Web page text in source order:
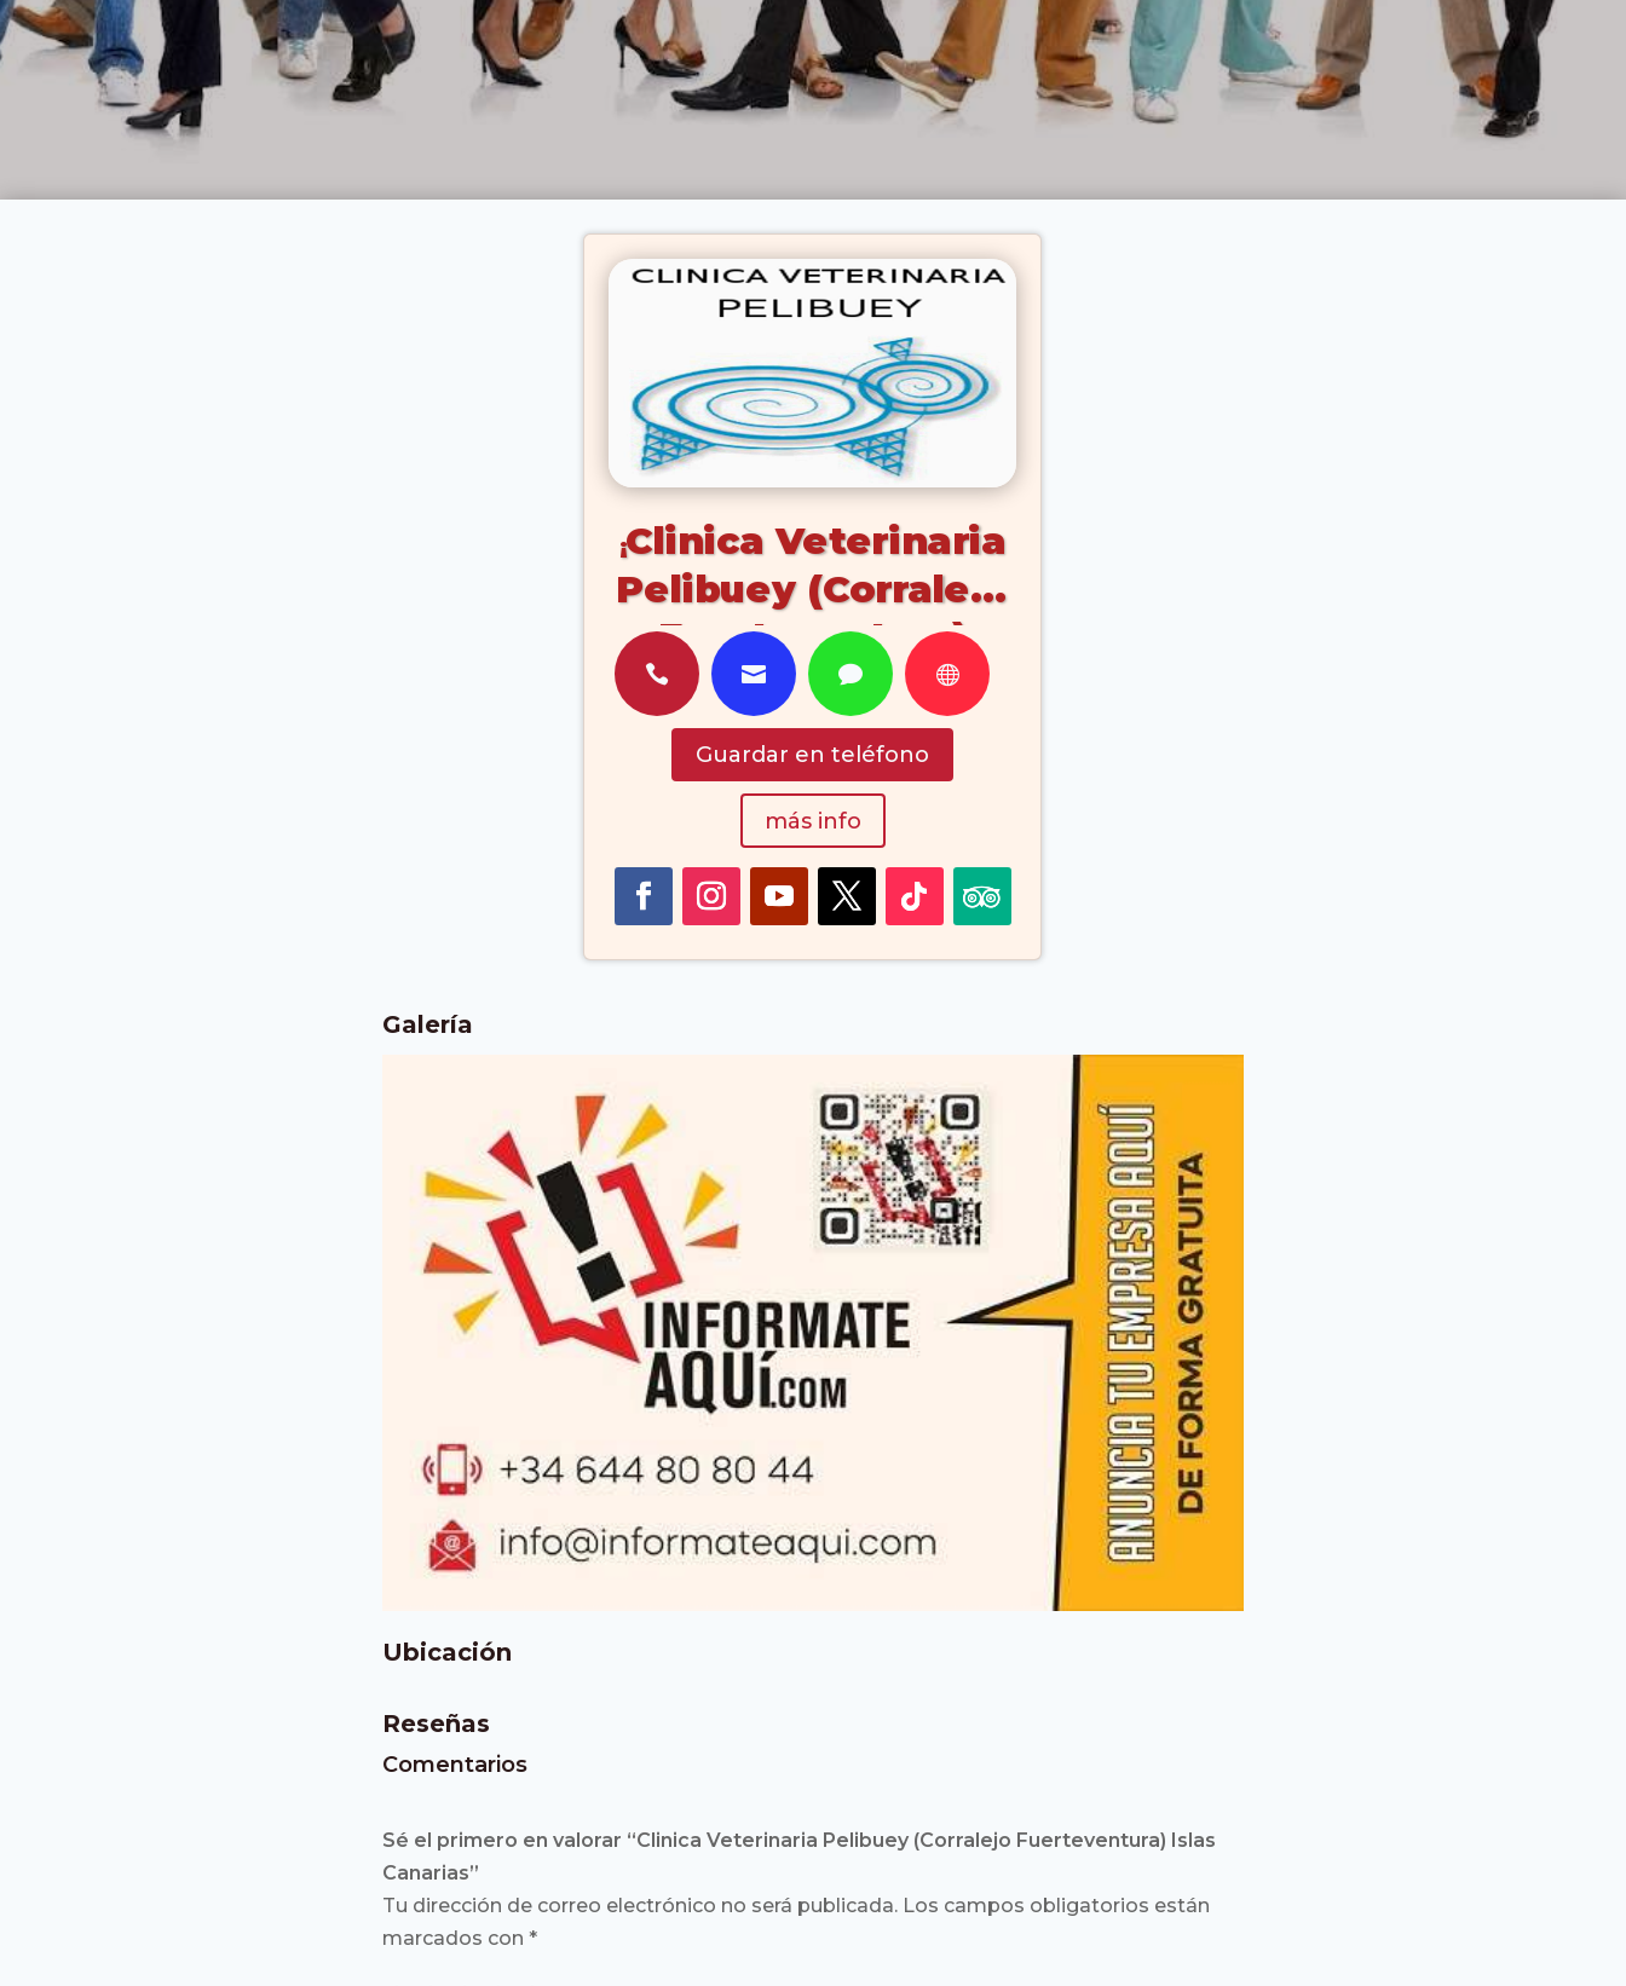
Clinica Veterinaria
Pelibuey (Corralejo
Fuerteventura)
Islas Canarias
   
Guardar en teléfono
más info
Galería
Ubicación
Reseñas
Comentarios
Sé el primero en valorar “Clinica Veterinaria Pelibuey (Corralejo Fuerteventura) Islas
Canarias”
Tu dirección de correo electrónico no será publicada. Los campos obligatorios están
marcados con*